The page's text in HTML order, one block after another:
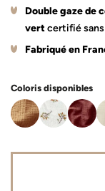
Double gaze de
vertcertifié
Fabriqué en
Coloris disponibles